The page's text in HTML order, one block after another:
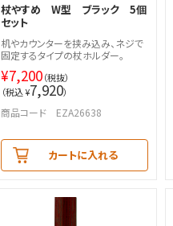
杖やすめ W型 ブラック 5個
セット
机やカウンターを挟み込み、ネジで
固定するタイプの杖ホルダー。
¥7,200（税抜）
（税込 ¥7,920）
商品コード EZA26638
カートに入れる